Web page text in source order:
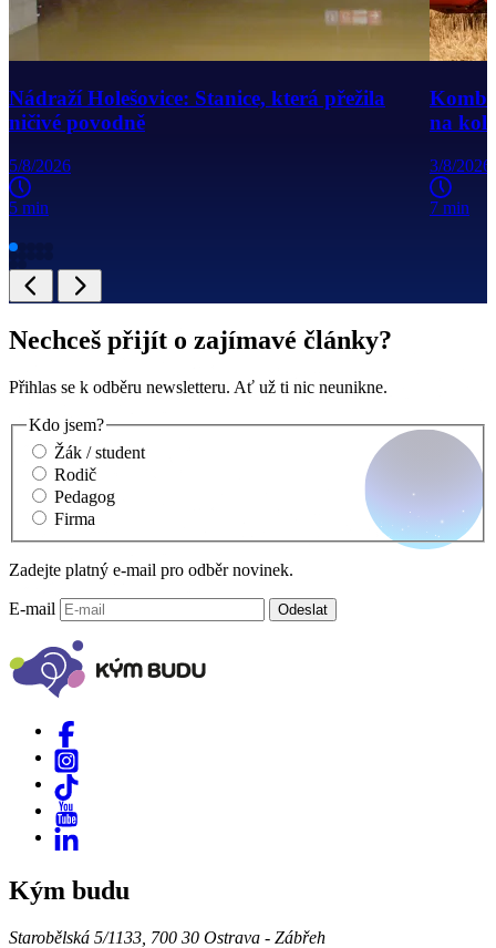
Nádraží Holešovice: Stanice, která přežila
ničivé povodně
5/8/2026
5 min
na
3/8/2026
7 min
Nechceš přijít o zajímavé články?
Přihlas se k odběru newsletteru. Ať už ti nic neunikne.
Kdo jsem?
Žák / student
Rodič
Pedagog
Firma
Zadejte platný e-mail pro odběr novinek.
E-mail Odeslat
Kým budu
Starobělská 5/1133, 700 30 Ostrava - Zábřeh